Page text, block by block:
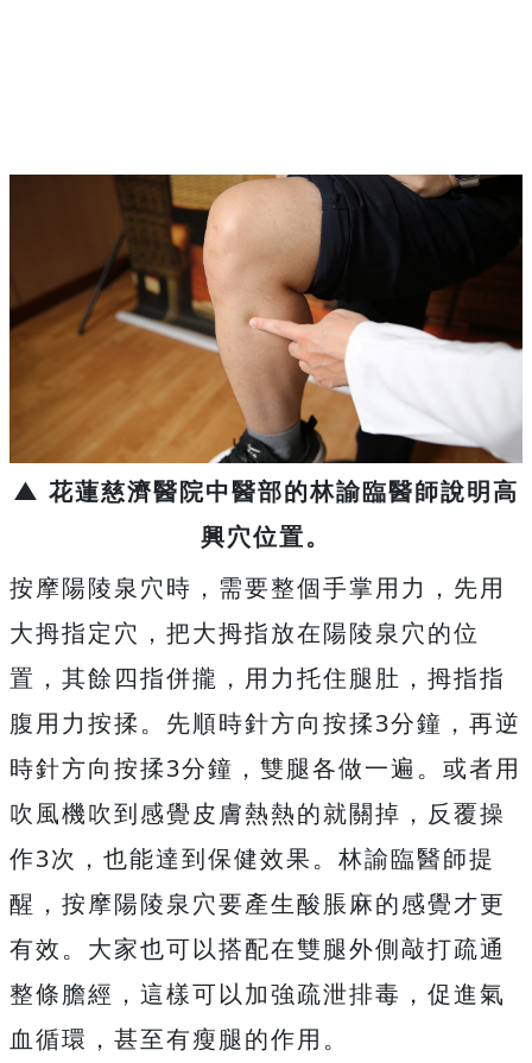
▲ 花蓮慈濟醫院中醫部的林諭臨醫師說明高
興穴位置。
按摩陽陵泉穴時，需要整個手掌用力，先用
大拇指定穴，把大拇指放在陽陵泉穴的位
置，其餘四指併攏，用力托住腿肚，拇指指
腹用力按揉。先順時針方向按揉3分鐘，再逆
時針方向按揉3分鐘，雙腿各做一遍。或者用
吹風機吹到感覺皮膚熱熱的就關掉，反覆操
作3次，也能達到保健效果。林諭臨醫師提
醒，按摩陽陵泉穴要產生酸脹麻的感覺才更
有效。大家也可以搭配在雙腿外側敲打疏通
整條膽經，這樣可以加強疏泄排毒，促進氣
血循環，甚至有瘦腿的作用。